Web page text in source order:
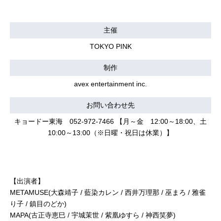
主催
TOKYO PINK
制作
avex entertainment inc.
お問い合わせ先
キョードー東海 052-972-7466 【月～金 12:00～18:00、土
10:00～13:00（※日曜・祝日は休業）】
【出演者】
METAMUSE(大森靖子 / 藍染カレン / 西井万理那 / 巫まろ / 雅雀
り子 / 鎮目のどか)
MAPA(古正寺恵巳 / 宇城茉世 / 紫凰ゆすら / 神西笑夢)